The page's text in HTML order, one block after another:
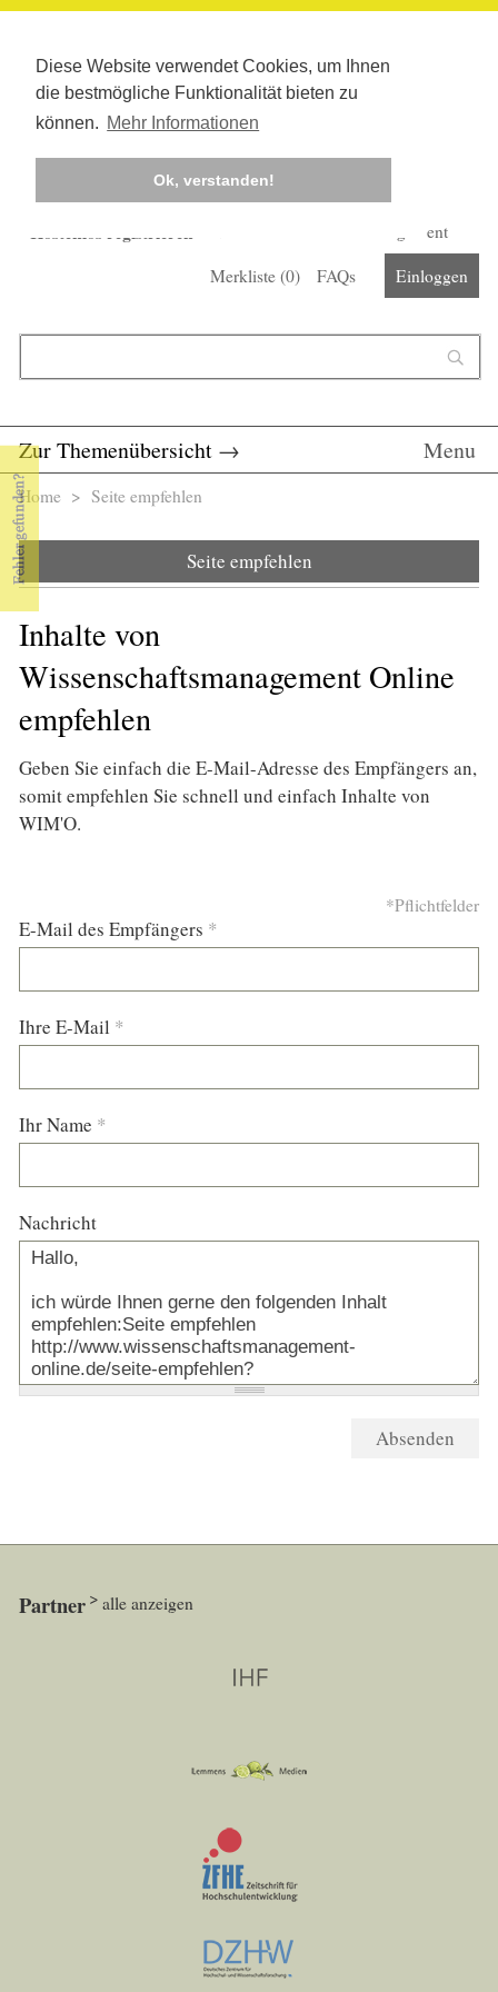
Diese Website verwendet Cookies, um Ihnen
die bestmögliche Funktionalität bieten zu
können. Mehr Informationen
Ok, verstanden!
Kostenlos registrieren
Corona-Management
Merkliste (0) FAQs Einloggen
Zur Themenübersicht → Menu
Sie sind hier
Home > Seite empfehlen
Seite empfehlen
Inhalte von
Wissenschaftsmanagement Online
empfehlen
Geben Sie einfach die E-Mail-Adresse des Empfängers an,
somit empfehlen Sie schnell und einfach Inhalte von
WIM'O.
*Pflichtfelder
E-Mail des Empfängers *
Ihre E-Mail *
Ihr Name *
Nachricht
Partner alle anzeigen